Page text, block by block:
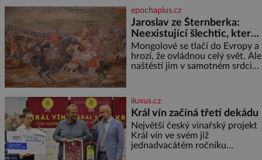
by doufal, že horká zem u
herečky ze seriálu Ulice a
režiséra vychladne,
epochaplus.cz
Jaroslav ze Šternberka:
Neexistující šlechtic, který
z Moravy vyžene Mongoly
Mongolové se tlačí do Evropy a
hrozí, že ovládnou celý svět. Ale
naštěstí jim v samotném srdci
dobyvatelské hordy zastavit. Co
nedokáže žádná z asijských říší,
co nedokážou Němci – to
dokáže český král. Nebo že by
ne? Mongolové od roku 1223
postupují podél Kaspického a
iluxus.cz
Král vín začíná třetí dekádu
Největší český vinařský projekt
Král vín ve svém již
jednadvacátém ročníku